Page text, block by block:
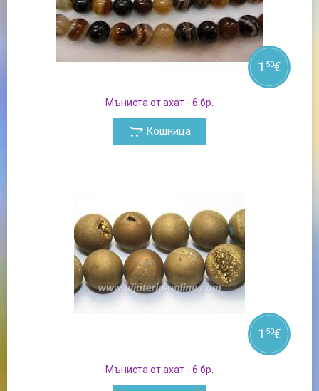
Мъниста от ахат - 6 бр.
1 50€
Кошница
Мъниста от ахат - 6 бр.
1 50€